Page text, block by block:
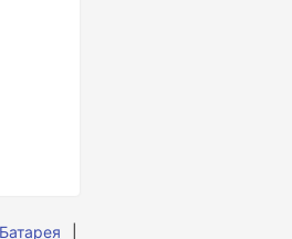
Батарея